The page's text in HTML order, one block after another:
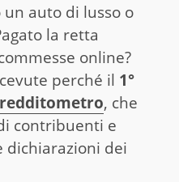
auto di lusso o
la retta
online?
perché il 1°
, che
contribuenti e
dichiarazioni dei